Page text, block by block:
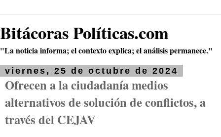
Bitácoras Políticas.com
"La noticia informa; el contexto explica; el análisis permanece."
viernes, 25 de octubre de 2024
Ofrecen a la ciudadanía medios
alternativos de solución de conflictos, a
través del CEJAV